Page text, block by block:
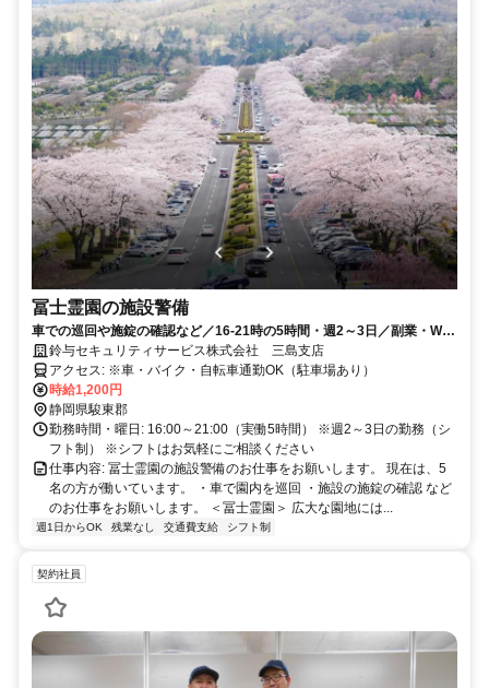
冨士霊園の施設警備
車での巡回や施錠の確認など／16-21時の5時間・週2～3日／副業・Wワ
ークOK！採用率9割超／大手企業の手厚い制度と福利厚生あり！
鈴与セキュリティサービス株式会社 三島支店
アクセス: ※車・バイク・自転車通勤OK（駐車場あり）
時給1,200円
静岡県駿東郡
勤務時間・曜日: 16:00～21:00（実働5時間） ※週2～3日の勤務（シ
フト制） ※シフトはお気軽にご相談ください
仕事内容: 冨士霊園の施設警備のお仕事をお願いします。 現在は、5
名の方が働いています。 ・車で園内を巡回 ・施設の施錠の確認 など
のお仕事をお願いします。 ＜冨士霊園＞ 広大な園地には...
週1日からOK 残業なし 交通費支給 シフト制
契約社員